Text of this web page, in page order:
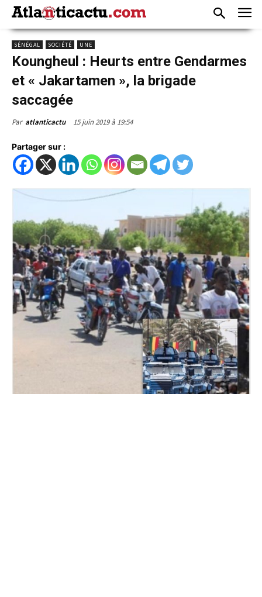
SÉNÉGAL SOCIÉTÉ UNE
Koungheul : Heurts entre Gendarmes
et « Jakartamen », la brigade
saccagée
Par atlanticactu 15 juin 2019 à 19:54
Partager sur :